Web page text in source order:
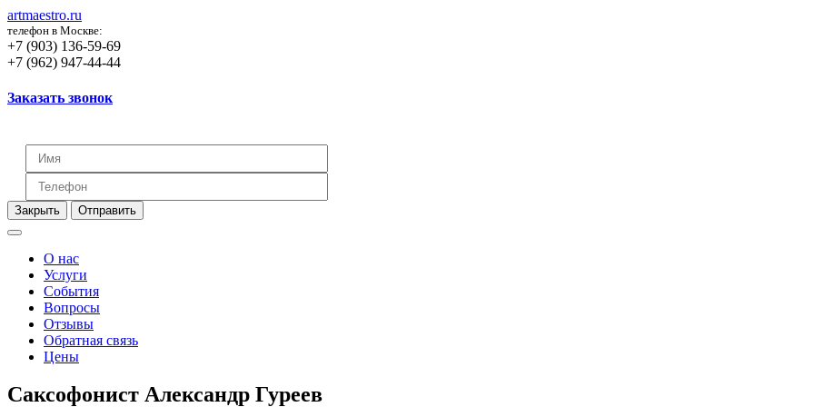
artmaestro.ru
телефон в Москве:
+7 (903) 136-59-69
+7 (962) 947-44-44
Заказать звонок
Закрыть Отправить
О нас
Услуги
События
Вопросы
Отзывы
Обратная связь
Цены
Саксофонист Александр Гуреев